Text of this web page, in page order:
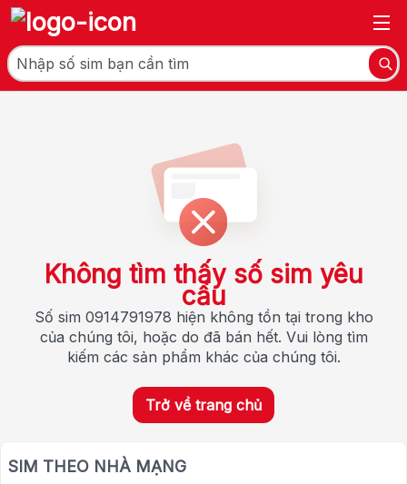
Không tìm thấy số sim yêu
cầu
Số sim 0914791978 hiện không tồn tại trong kho
của chúng tôi, hoặc do đã bán hết. Vui lòng tìm
kiếm các sản phẩm khác của chúng tôi.
Trở về trang chủ
SIM THEO NHÀ MẠNG